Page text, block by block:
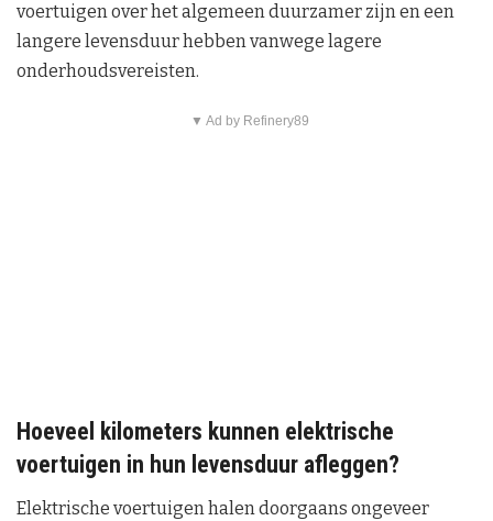
voertuigen over het algemeen duurzamer zijn en een
langere levensduur hebben vanwege lagere
onderhoudsvereisten.
▼ Ad by Refinery89
Hoeveel kilometers kunnen elektrische
voertuigen in hun levensduur afleggen?
Elektrische voertuigen halen doorgaans ongeveer